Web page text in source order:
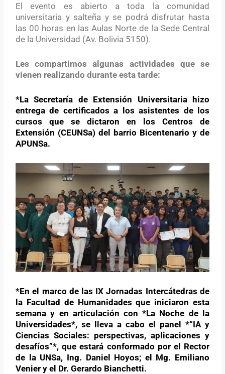
El evento es abierto a toda la comunidad
universitaria y salteña y se podrá disfrutar hasta
las 00 horas en las Aulas Norte de la Sede Central
de la Universidad (Av. Bolivia 5150).
Les compartimos algunas actividades que se
vienen realizando durante esta tarde:
*La Secretaría de Extensión Universitaria hizo
entrega de certificados a los asistentes de los
cursos que se dictaron en los Centros de
Extensión (CEUNSa) del barrio Bicentenario y de
APUNSa.
*En el marco de las IX Jornadas Intercátedras de
la Facultad de Humanidades que iniciaron esta
semana y en articulación con *La Noche de la
Universidades*, se lleva a cabo el panel *“IA y
Ciencias Sociales: perspectivas, aplicaciones y
desafíos”*, que estará conformado por el Rector
de la UNSa, Ing. Daniel Hoyos; el Mg. Emiliano
Venier y el Dr. Gerardo Bianchetti.